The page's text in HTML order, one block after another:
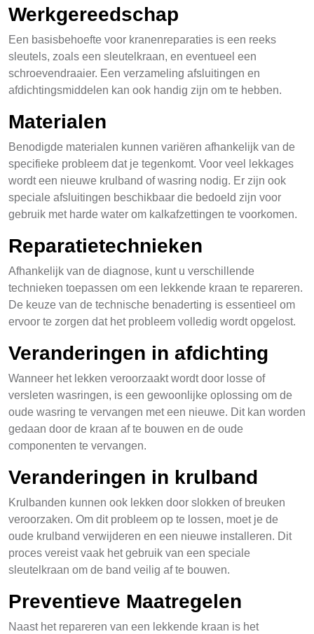
Werkgereedschap
Een basisbehoefte voor kranenreparaties is een reeks
sleutels, zoals een sleutelkraan, en eventueel een
schroevendraaier. Een verzameling afsluitingen en
afdichtingsmiddelen kan ook handig zijn om te hebben.
Materialen
Benodigde materialen kunnen variëren afhankelijk van de
specifieke probleem dat je tegenkomt. Voor veel lekkages
wordt een nieuwe krulband of wasring nodig. Er zijn ook
speciale afsluitingen beschikbaar die bedoeld zijn voor
gebruik met harde water om kalkafzettingen te voorkomen.
Reparatietechnieken
Afhankelijk van de diagnose, kunt u verschillende
technieken toepassen om een lekkende kraan te repareren.
De keuze van de technische benaderting is essentieel om
ervoor te zorgen dat het probleem volledig wordt opgelost.
Veranderingen in afdichting
Wanneer het lekken veroorzaakt wordt door losse of
versleten wasringen, is een gewoonlijke oplossing om de
oude wasring te vervangen met een nieuwe. Dit kan worden
gedaan door de kraan af te bouwen en de oude
componenten te vervangen.
Veranderingen in krulband
Krulbanden kunnen ook lekken door slokken of breuken
veroorzaken. Om dit probleem op te lossen, moet je de
oude krulband verwijderen en een nieuwe installeren. Dit
proces vereist vaak het gebruik van een speciale
sleutelkraan om de band veilig af te bouwen.
Preventieve Maatregelen
Naast het repareren van een lekkende kraan is het